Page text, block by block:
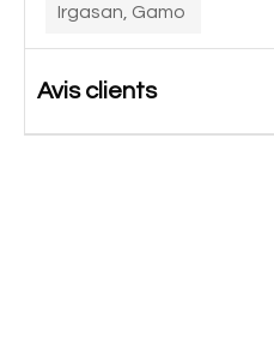
Irgasan, Gamo
Avis clients